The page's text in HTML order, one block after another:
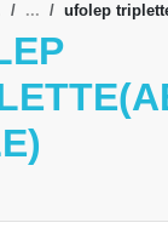
ufolep